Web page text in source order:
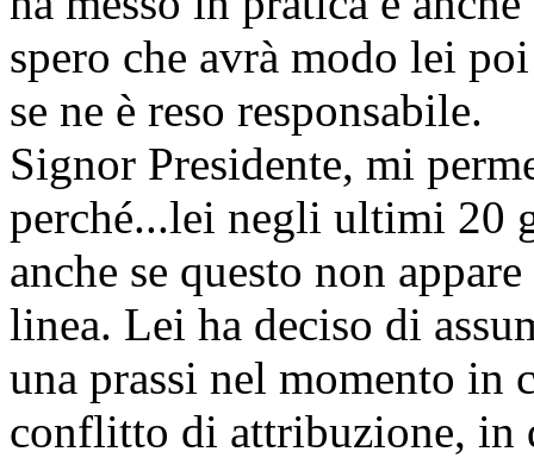
spero che avrà modo lei
se ne è reso responsabile.
Signor Presidente, mi
perché...lei negli ultimi 20
anche se questo non
linea. Lei ha deciso di
una prassi nel momento in
conflitto di attribuzione, in